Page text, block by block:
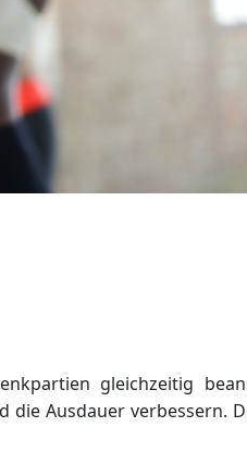
gleichzeitig
Ausdauer verbessern.